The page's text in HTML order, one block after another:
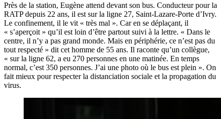
Près de la station, Eugène attend devant son bus. Conducteur pour la
RATP depuis 22 ans, il est sur la ligne 27, Saint-Lazare-Porte d’Ivry.
Le confinement, il le vit « très mal ». Car en se déplaçant, il
« s’aperçoit » qu’il est loin d’être partout suivi à la lettre. « Dans le
centre, il n’y a pas grand monde. Mais en périphérie, ce n’est pas du
tout respecté » dit cet homme de 55 ans. Il raconte qu’un collègue,
« sur la ligne 62, a eu 270 personnes en une matinée. En temps
normal, c’est 350 personnes. J’ai une photo où le bus est plein ». On
fait mieux pour respecter la distanciation sociale et la propagation du
virus.